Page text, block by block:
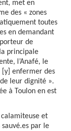
met en
des « zones
toutes
en demandant
de
principale
l’Anafé, le
[y] enfermer des
leur dignité ».
à Toulon en est
et
par le